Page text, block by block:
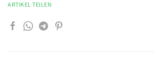
ARTIKEL TEILEN